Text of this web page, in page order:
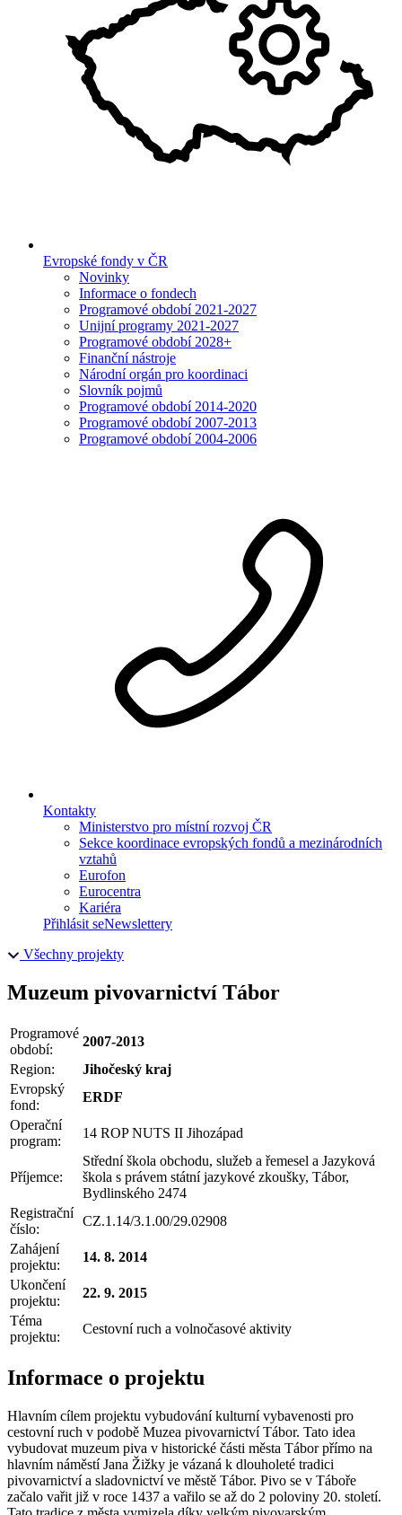
Evropské fondy v ČR
Novinky
Informace o fondech
Programové období 2021-2027
Unijní programy 2021-2027
Programové období 2028+
Finanční nástroje
Národní orgán pro koordinaci
Slovník pojmů
Programové období 2014-2020
Programové období 2007-2013
Programové období 2004-2006
Kontakty
Ministerstvo pro místní rozvoj ČR
Sekce koordinace evropských fondů a mezinárodních
vztahů
Eurofon
Eurocentra
Kariéra
Přihlásit seNewslettery
Všechny projekty
Muzeum pivovarnictví Tábor
Programové
období:
2007-2013
Region:
Jihočeský kraj
Evropský
fond:
ERDF
Operační
program:
14 ROP NUTS II Jihozápad
Příjemce:
Střední škola obchodu, služeb a řemesel a Jazyková
škola s právem státní jazykové zkoušky, Tábor,
Bydlinského 2474
Registrační
číslo:
CZ.1.14/3.1.00/29.02908
Zahájení
projektu:
14. 8. 2014
Ukončení
projektu:
22. 9. 2015
Téma
projektu:
Cestovní ruch a volnočasové aktivity
Informace o projektu
Hlavním cílem projektu vybudování kulturní vybavenosti pro
cestovní ruch v podobě Muzea pivovarnictví Tábor. Tato idea
vybudovat muzeum piva v historické části města Tábor přímo na
hlavním náměstí Jana Žižky je vázaná k dlouholeté tradici
pivovarnictví a sladovnictví ve městě Tábor. Pivo se v Táboře
začalo vařit již v roce 1437 a vařilo se až do 2 poloviny 20. století.